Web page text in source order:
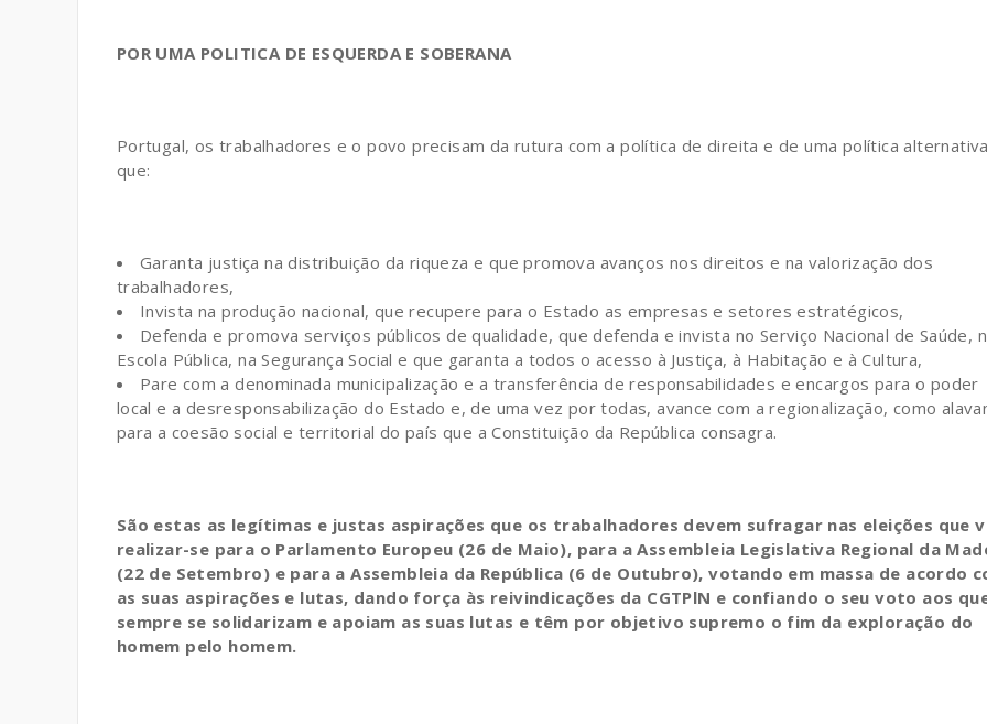
POR UMA POLITICA DE ESQUERDA E SOBERANA
Portugal, os trabalhadores e o povo precisam da rutura com a política de direita e de uma política alternativa
que:
Garanta justiça na distribuição da riqueza e que promova avanços nos direitos e na valorização dos
trabalhadores,
Invista na produção nacional, que recupere para o Estado as empresas e setores estratégicos,
Defenda e promova serviços públicos de qualidade, que defenda e invista no Serviço Nacional de Saúde,
Escola Pública, na Segurança Social e que garanta a todos o acesso à Justiça, à Habitação e à Cultura,
Pare com a denominada municipalização e a transferência de responsabilidades e encargos para o poder
local e a desresponsabilização do Estado e, de uma vez por todas, avance com a regionalização, como
para a coesão social e territorial do país que a Constituição da República consagra.
São estas as legítimas e justas aspirações que os trabalhadores devem sufragar nas eleições que
realizar-se para o Parlamento Europeu (26 de Maio), para a Assembleia Legislativa Regional da
(22 de Setembro) e para a Assembleia da República (6 de Outubro), votando em massa de acordo
as suas aspirações e lutas, dando força às reivindicações da CGTPlN e confiando o seu voto aos
sempre se solidarizam e apoiam as suas lutas e têm por objetivo supremo o fim da exploração do
homem pelo homem.